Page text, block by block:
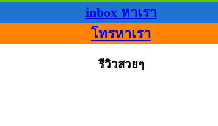
inbox หาเรา
โทรหาเรา
รีวิวสวยๆ